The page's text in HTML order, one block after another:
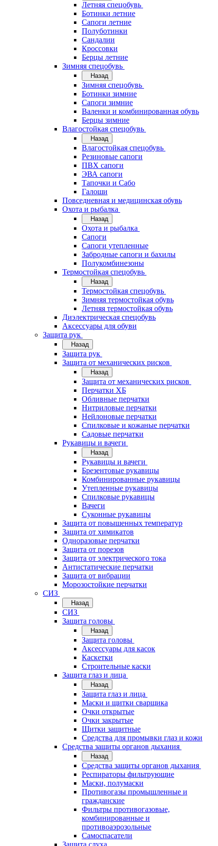
Летняя спецобувь
Ботинки летние
Сапоги летние
Полуботинки
Сандалии
Кроссовки
Берцы летние
Зимняя спецобувь
Назад
Зимняя спецобувь
Ботинки зимние
Сапоги зимние
Валенки и комбинированная обувь
Берцы зимние
Влагостойкая спецобувь
Назад
Влагостойкая спецобувь
Резиновые сапоги
ПВХ сапоги
ЭВА сапоги
Тапочки и Сабо
Галоши
Повседневная и медицинская обувь
Охота и рыбалка
Назад
Охота и рыбалка
Сапоги
Сапоги утепленные
Забродные сапоги и бахилы
Полукомбинезоны
Термостойкая спецобувь
Назад
Термостойкая спецобувь
Зимняя термостойкая обувь
Летняя термостойкая обувь
Диэлектрическая спецобувь
Аксессуары для обуви
Защита рук
Назад
Защита рук
Защита от механических рисков
Назад
Защита от механических рисков
Перчатки ХБ
Обливные перчатки
Нитриловые перчатки
Нейлоновые перчатки
Спилковые и кожаные перчатки
Садовые перчатки
Рукавицы и вачеги
Назад
Рукавицы и вачеги
Брезентовые рукавицы
Комбинированные рукавицы
Утепленные рукавицы
Спилковые рукавицы
Вачеги
Суконные рукавицы
Защита от повышенных температур
Защита от химикатов
Одноразовые перчатки
Защита от порезов
Защита от электрического тока
Антистатические перчатки
Защита от вибрации
Морозостойкие перчатки
СИЗ
Назад
СИЗ
Защита головы
Назад
Защита головы
Аксессуары для касок
Каскетки
Строительные каски
Защита глаз и лица
Назад
Защита глаз и лица
Маски и щитки сварщика
Очки открытые
Очки закрытые
Щитки защитные
Средства для промывки глаз и кожи
Средства защиты органов дыхания
Назад
Средства защиты органов дыхания
Респираторы фильтрующие
Маски, полумаски
Противогазы промышленные и
гражданские
Фильтры противогазовые,
комбинированные и
противоаэрозольные
Самоспасатели
Защита слуха